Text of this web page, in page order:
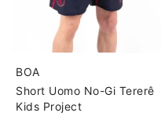
BOA
Short Uomo No-Gi Tererê
Kids Project